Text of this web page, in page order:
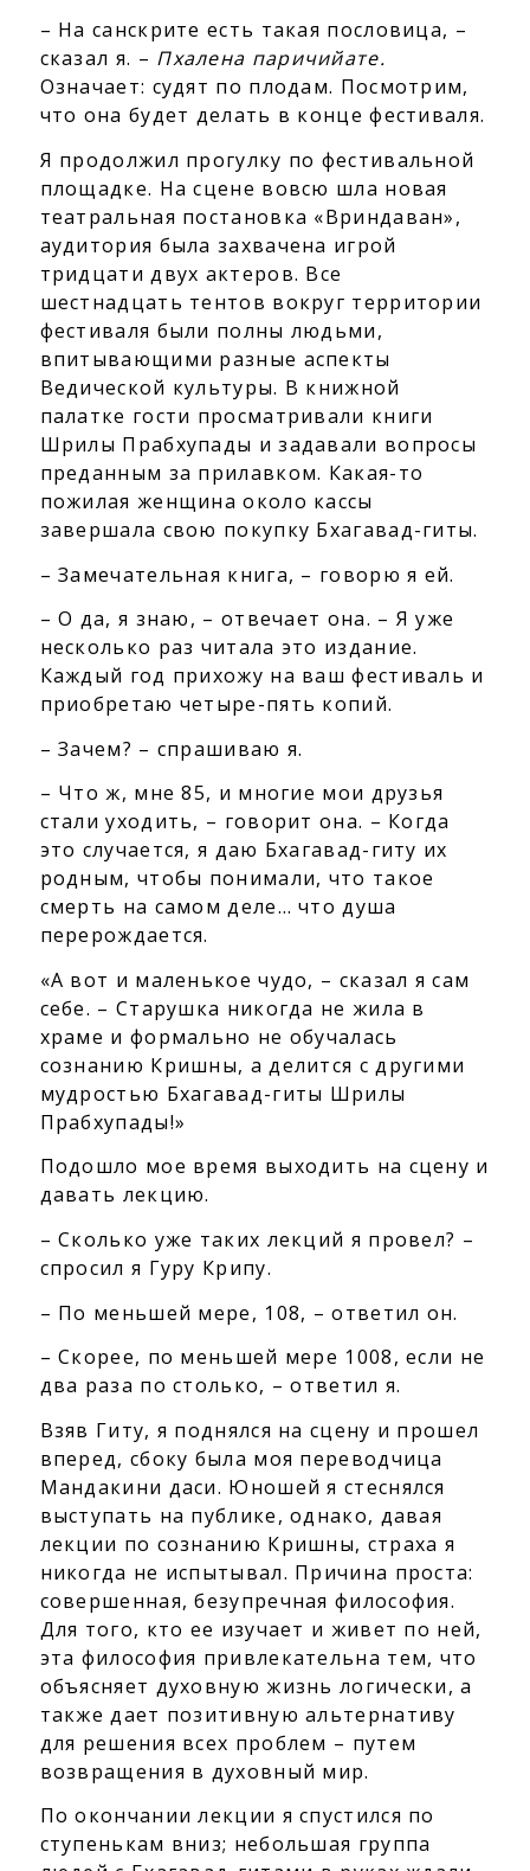
– На санскрите есть такая пословица, –
сказал я. – Пхалена паричийате.
Означает: судят по плодам. Посмотрим,
что она будет делать в конце фестиваля.
Я продолжил прогулку по фестивальной
площадке. На сцене вовсю шла новая
театральная постановка «Вриндаван»,
аудитория была захвачена игрой
тридцати двух актеров. Все
шестнадцать тентов вокруг территории
фестиваля были полны людьми,
впитывающими разные аспекты
Ведической культуры. В книжной
палатке гости просматривали книги
Шрилы Прабхупады и задавали вопросы
преданным за прилавком. Какая-то
пожилая женщина около кассы
завершала свою покупку Бхагавад-гиты.
– Замечательная книга, – говорю я ей.
– О да, я знаю, – отвечает она. – Я уже
несколько раз читала это издание.
Каждый год прихожу на ваш фестиваль и
приобретаю четыре-пять копий.
– Зачем? – спрашиваю я.
– Что ж, мне 85, и многие мои друзья
стали уходить, – говорит она. – Когда
это случается, я даю Бхагавад-гиту их
родным, чтобы понимали, что такое
смерть на самом деле… что душа
перерождается.
«А вот и маленькое чудо, – сказал я сам
себе. – Старушка никогда не жила в
храме и формально не обучалась
сознанию Кришны, а делится с другими
мудростью Бхагавад-гиты Шрилы
Прабхупады!»
Подошло мое время выходить на сцену и
давать лекцию.
– Сколько уже таких лекций я провел? –
спросил я Гуру Крипу.
– По меньшей мере, 108, – ответил он.
– Скорее, по меньшей мере 1008, если не
два раза по столько, – ответил я.
Взяв Гиту, я поднялся на сцену и прошел
вперед, сбоку была моя переводчица
Мандакини даси. Юношей я стеснялся
выступать на публике, однако, давая
лекции по сознанию Кришны, страха я
никогда не испытывал. Причина проста:
совершенная, безупречная философия.
Для того, кто ее изучает и живет по ней,
эта философия привлекательна тем, что
объясняет духовную жизнь логически, а
также дает позитивную альтернативу
для решения всех проблем – путем
возвращения в духовный мир.
По окончании лекции я спустился по
ступенькам вниз; небольшая группа